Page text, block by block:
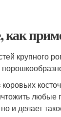
как
крупного
и делает